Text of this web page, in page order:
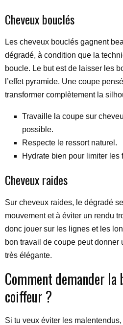
Cheveux bouclés
Les cheveux bouclés gagnent
dégradé, à condition que la
boucle. Le but est de laisser les
l’effet pyramide. Une coupe
transformer complètement la
Travaille la coupe sur
possible.
Respecte le ressort naturel.
Hydrate bien pour limiter les
Cheveux raides
Sur cheveux raides, le dégradé
mouvement et à éviter un rendu
donc jouer sur les lignes et les
bon travail de coupe peut
très élégante.
Comment demander la
coiffeur ?
Si tu veux éviter les